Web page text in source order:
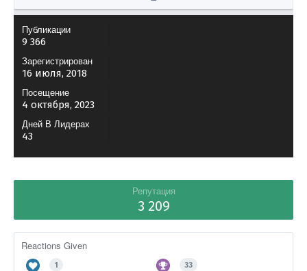
Публикации
9 366
Зарегистрирован
16 июля, 2018
Посещение
4 октября, 2023
Дней В Лидерах
43
Репутация
3 209
Reactions Given
1 33